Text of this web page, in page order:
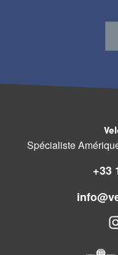
Spécialiste
+33